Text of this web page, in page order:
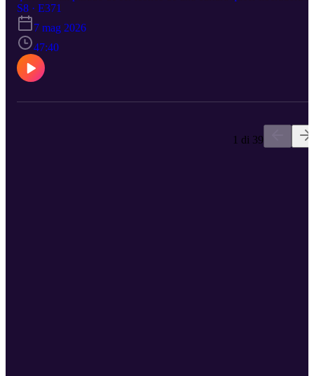
desmarcarse de las siglas que tanto les sostuvieron, todo por unas
declaraciones recientes. Pedro con los 40 años del desastre de
Chernóbil, la catástrofe nuclear más grande jamás vivida, se plantea
varias preguntas sobre la viabilidad y seguridad de este tipo de
energía. Manuel se despide de Cruz Novillo, una figura que ha
marcado muchos de los iconos de nuestra vida cotidiana. Eduardo
cierra con el juicio de las Mascarillas, traza una comparación con el
S8 · E371
7 mag 2026
47:40
1 di 39